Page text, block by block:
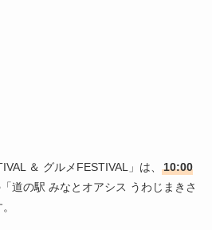
＆ グルメFESTIVAL」は、
10:00
道の駅 みなとオアシス うわじまきさ